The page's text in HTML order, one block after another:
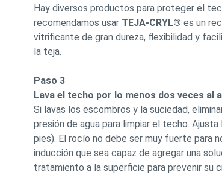
Hay diversos productos para proteger el
recomendamos usar TEJA-CRYL® es un
vitrificante de gran dureza, flexibilidad y
la teja.
Paso 3
Lava el techo por lo menos dos veces al
Si lavas los escombros y la suciedad,
presión de agua para limpiar el techo.
pies). El rocío no debe ser muy fuerte para
inducción que sea capaz de agregar una
tratamiento a la superficie para prevenir su